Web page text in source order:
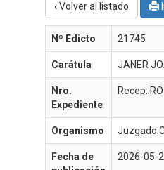
‹ Volver al listado
Nº Edicto 21745
Carátula JANER
Nro.
Expediente
Organismo Juzgado
Fecha de
2026-05-